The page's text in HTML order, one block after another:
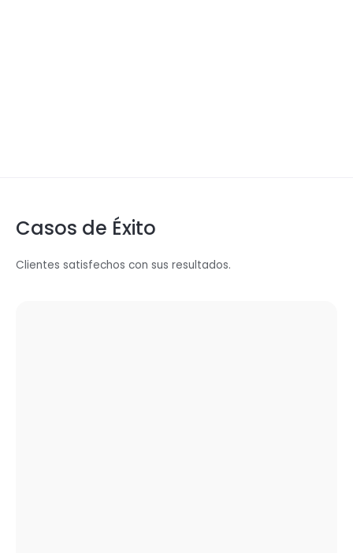
Casos de Éxito
Clientes satisfechos con sus resultados.